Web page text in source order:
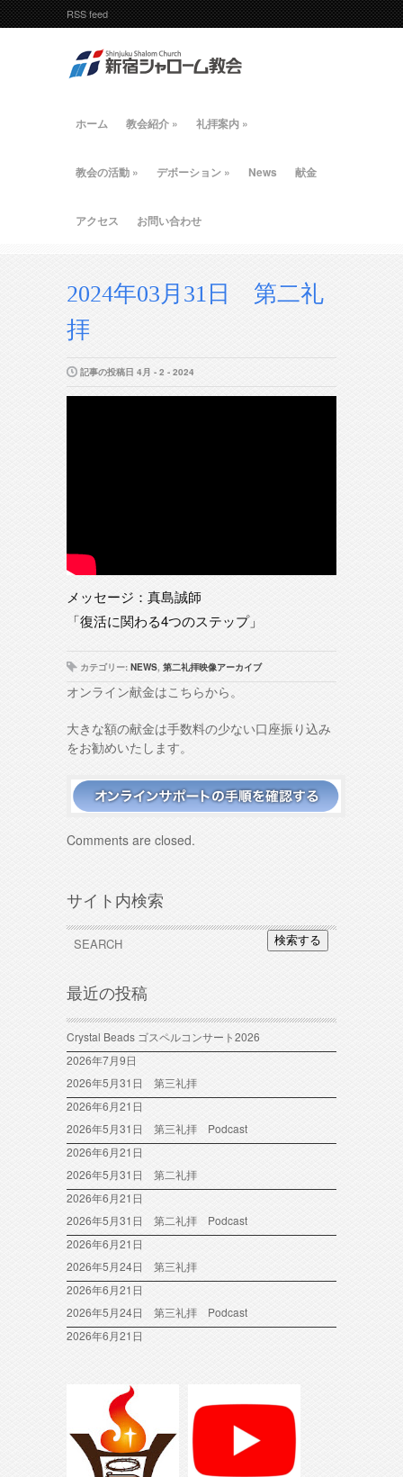
RSS feed
ホーム 教会紹介 » 礼拝案内 »
教会の活動 » デボーション » News 献金
アクセス お問い合わせ
2024年03月31日 第二礼
拝
記事の投稿日 4月 - 2 - 2024
メッセージ：真島誠師
「復活に関わる4つのステップ」
カテゴリー: NEWS, 第二礼拝映像アーカイブ
オンライン献金はこちらから。
大きな額の献金は手数料の少ない口座振り込み
をお勧めいたします。
Comments are closed.
サイト内検索
検索する
最近の投稿
Crystal Beads ゴスペルコンサート2026
2026年7月9日
2026年5月31日 第三礼拝
2026年6月21日
2026年5月31日 第三礼拝 Podcast
2026年6月21日
2026年5月31日 第二礼拝
2026年6月21日
2026年5月31日 第二礼拝 Podcast
2026年6月21日
2026年5月24日 第三礼拝
2026年6月21日
2026年5月24日 第三礼拝 Podcast
2026年6月21日